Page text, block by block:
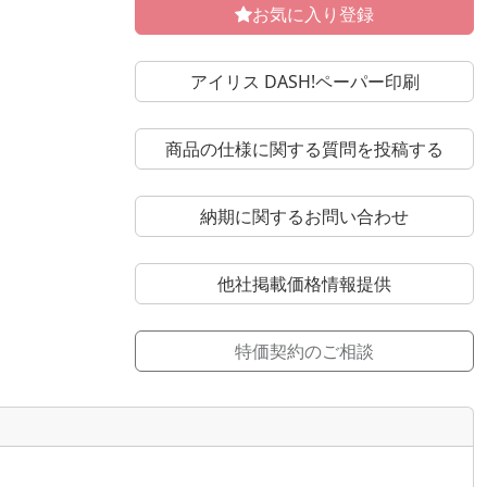
お気に入り登録
アイリス DASH!ペーパー印刷
商品の仕様に関する質問を投稿する
納期に関するお問い合わせ
他社掲載価格情報提供
特価契約のご相談